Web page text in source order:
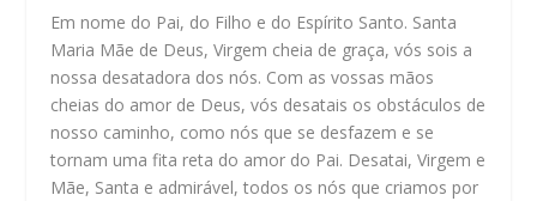
Em nome do Pai, do Filho e do Espírito Santo. Santa
Maria Mãe de Deus, Virgem cheia de graça, vós sois a
nossa desatadora dos nós. Com as vossas mãos
cheias do amor de Deus, vós desatais os obstáculos de
nosso caminho, como nós que se desfazem e se
tornam uma fita reta do amor do Pai. Desatai, Virgem e
Mãe, Santa e admirável, todos os nós que criamos por